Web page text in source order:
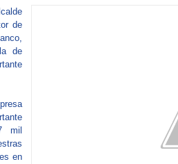
de
de
mil
en